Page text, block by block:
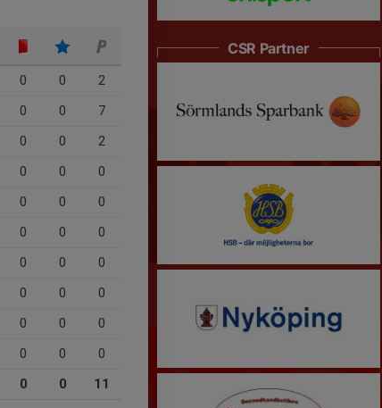
0 0
2
0 0
7
0 0
2
0 0
0
0 0
0
0 0
0
0 0
0
0 0
0
0 0
0
0 0
0
0 0 11
CSR Partner